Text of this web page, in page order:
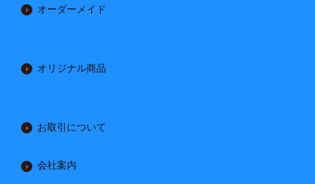
オーダーメイド
オリジナル商品
お取引について
会社案内